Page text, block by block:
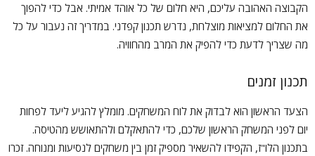
הקבוצה האהובה עליכם, היא חלום של כל אוהד אמיתי. אבל כדי להפוך
את החלום למציאות מוצלחת, נדרש תכנון קפדני. במדריך זה נעבור על כל
מה שצריך לדעת כדי להפיק את המרב מהחוויה.
תכנון זמנים
הצעד הראשון הוא לבדוק את לוח המשחקים. מומלץ להגיע ליעד לפחות
יום לפני המשחק הראשון שלכם, כדי להתאקלם ולהתאושש מהטיסה.
בתכנון הלו"ז, הקפידו להשאיר מספיק זמן בין משחקים לנסיעות ומנוחה. זכרו